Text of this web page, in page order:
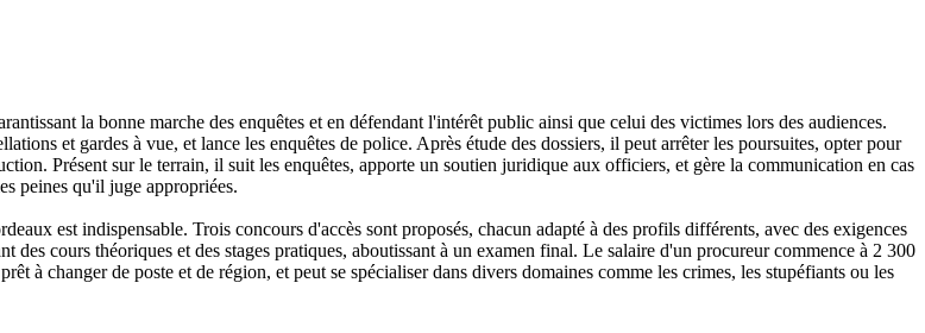
la bonne marche des enquêtes et en défendant l'intérêt public ainsi que celui des victimes lors des audiences.
et gardes à vue, et lance les enquêtes de police. Après étude des dossiers, il peut arrêter les poursuites, opter pour
Présent sur le terrain, il suit les enquêtes, apporte un soutien juridique aux officiers, et gère la communication en cas
peines qu'il juge appropriées.
est indispensable. Trois concours d'accès sont proposés, chacun adapté à des profils différents, avec des exigences
cours théoriques et des stages pratiques, aboutissant à un examen final. Le salaire d'un procureur commence à 2 300
à changer de poste et de région, et peut se spécialiser dans divers domaines comme les crimes, les stupéfiants ou les